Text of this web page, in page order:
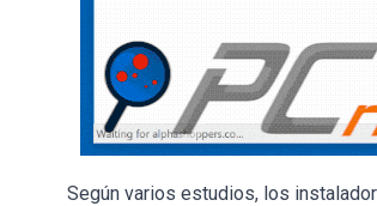
Según varios estudios, los